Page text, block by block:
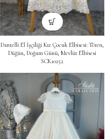
Dantelli El İşçiliği Kız Çocuk Elbisesi: Tören,
Düğün, Doğum Günü, Mevlüt Elbisesi
SCK10252